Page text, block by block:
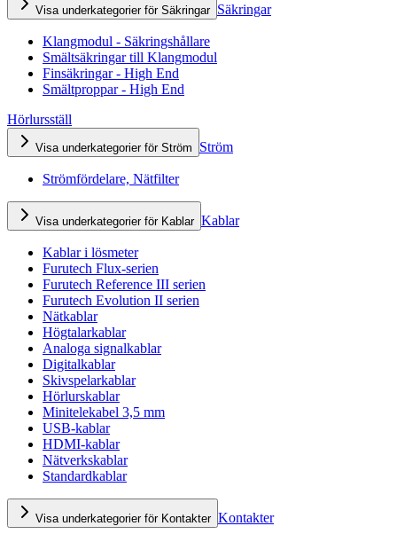
Visa underkategorier för Säkringar Säkringar
Klangmodul - Säkringshållare
Smältsäkringar till Klangmodul
Finsäkringar - High End
Smältproppar - High End
Hörlursställ
Visa underkategorier för Ström Ström
Strömfördelare, Nätfilter
Visa underkategorier för Kablar Kablar
Kablar i lösmeter
Furutech Flux-serien
Furutech Reference III serien
Furutech Evolution II serien
Nätkablar
Högtalarkablar
Analoga signalkablar
Digitalkablar
Skivspelarkablar
Hörlurskablar
Minitelekabel 3,5 mm
USB-kablar
HDMI-kablar
Nätverkskablar
Standardkablar
Visa underkategorier för Kontakter Kontakter